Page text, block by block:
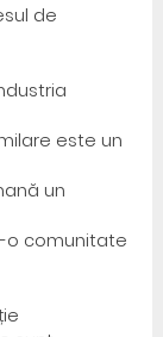
de
este un
un
o comunitate